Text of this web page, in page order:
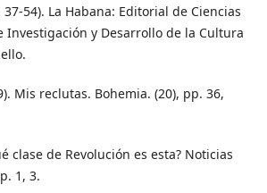
54). La Habana: Editorial de Ciencias
Investigación y Desarrollo de la Cultura
Mis reclutas. Bohemia. (20), pp. 36,
clase de Revolución es esta? Noticias
1, 3.